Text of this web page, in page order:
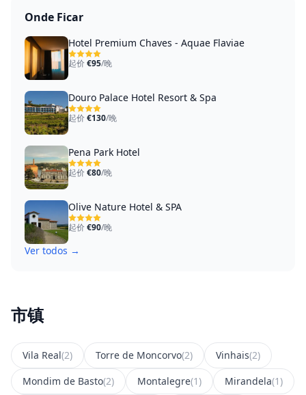
Onde Ficar
Hotel Premium Chaves - Aquae Flaviae
起价€95/晚
Douro Palace Hotel Resort & Spa
起价€130/晚
Pena Park Hotel
起价€80/晚
Olive Nature Hotel & SPA
起价€90/晚
Ver todos →
市镇
Vila Real(2) Torre de Moncorvo(2) Vinhais(2)
Mondim de Basto(2) Montalegre(1) Mirandela(1)